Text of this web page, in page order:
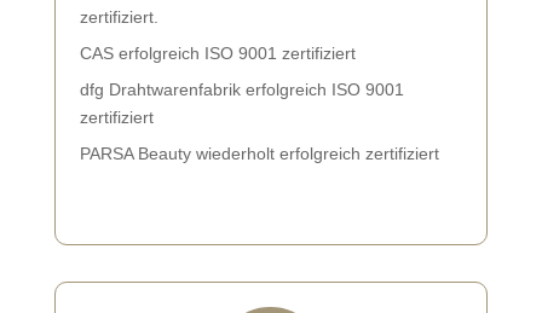
zertifiziert.
CAS erfolgreich ISO 9001 zertifiziert
dfg Drahtwarenfabrik erfolgreich ISO 9001
zertifiziert
PARSA Beauty wiederholt erfolgreich zertifiziert